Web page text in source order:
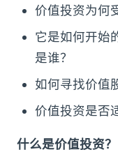
价值投资为何
它是如何开始
是谁？
如何寻找价值
价值投资是否
什么是价值投资？